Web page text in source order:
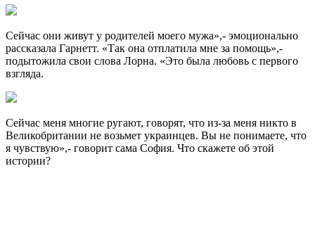
Сейчас они живут у родителей моего мужа»,- эмоционально
рассказала Гарнетт. «Так она отплатила мне за помощь»,-
подытожила свои слова Лорна. «Это была любовь с первого
взгляда.
Сейчас меня многие ругают, говорят, что из-за меня никто в
Великобритании не возьмет украинцев. Вы не понимаете, что
я чувствую»,- говорит сама София. Что скажете об этой
истории?